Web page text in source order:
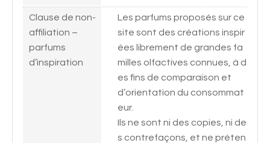
Clause de non-
affiliation –
parfums
d’inspiration
Les parfums proposés sur ce
site sont des créations inspir
ées librement de grandes fa
milles olfactives connues, à d
es fins de comparaison et
d’orientation du consommat
eur.
Ils ne sont ni des copies, ni de
s contrefaçons, et ne préten